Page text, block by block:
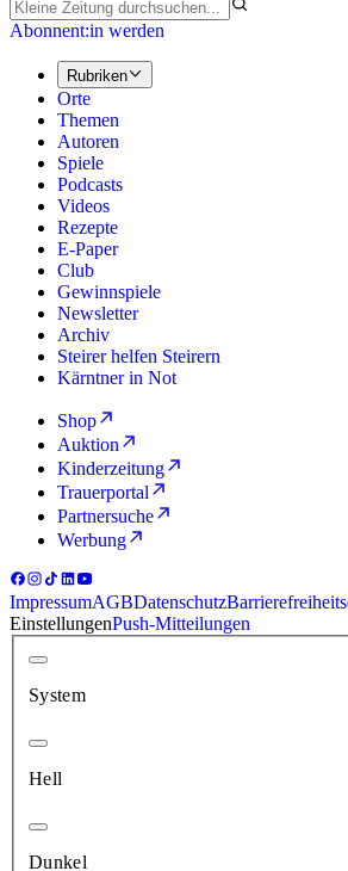
Abonnent:in werden
Rubriken
Orte
Themen
Autoren
Spiele
Podcasts
Videos
Rezepte
E-Paper
Club
Gewinnspiele
Newsletter
Archiv
Steirer helfen Steirern
Kärntner in Not
Shop
Auktion
Kinderzeitung
Trauerportal
Partnersuche
Werbung
ImpressumAGBDatenschutz
EinstellungenPush-Mitteilungen
System
Hell
Dunkel